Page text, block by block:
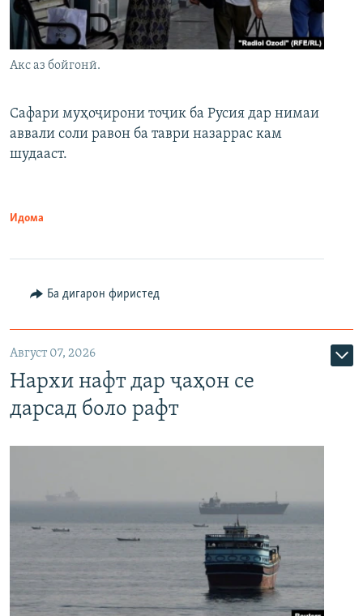
Акс аз бойгонӣ.
Сафари муҳоҷирони тоҷик ба Русия дар нимаи
аввали соли равон ба таври назаррас кам
шудааст.
Идома
Ба дигарон фиристед
Август 07, 2026
Нархи нафт дар ҷаҳон се
дарсад боло рафт